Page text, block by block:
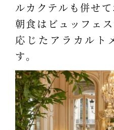
ルカクテルも併せて
朝食はビュッフェ
応じたアラカルト
す。